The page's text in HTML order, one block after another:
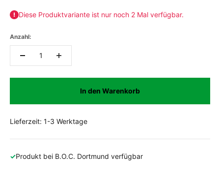
Diese Produktvariante ist nur noch 2 Mal verfügbar.
Anzahl:
In den Warenkorb
Lieferzeit: 1-3 Werktage
✓Produkt bei B.O.C. Dortmund verfügbar